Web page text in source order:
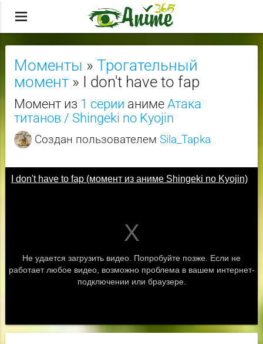
menu
Моменты » Трогательный
момент» I don't have to fap
Момент из 1 серии анимеАтака
титанов / Shingeki no Kyojin
Создан пользователем Sila_Tapka